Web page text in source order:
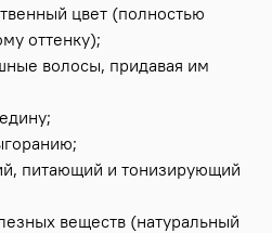
цвет (полностью
оттенку);
волосы, придавая им
питающий и тонизирующий
веществ (натуральный